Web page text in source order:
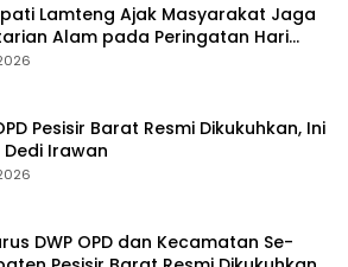
Lamteng Ajak Masyarakat Jaga
Alam pada Peringatan Hari
2026
Pesisir Barat Resmi Dikukuhkan, Ini
Dedi Irawan
DWP OPD dan Kecamatan Se-